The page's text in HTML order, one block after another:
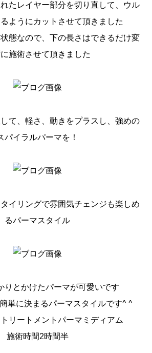
たレイヤー部分を切り直して、ウル
ようにカットさせて頂きました
態なので、下の長さはできるだけ変
に施術させて頂きました
て、軽さ、動きをプラスし、強めの
パイラルパーマを！
イリングで雰囲気チェンジも楽しめ
るパーマスタイル
りとかけたパーマが可愛いです
単に決まるパーマスタイルです^ ^
リートメントパーマミディアム
施術時間2時間半